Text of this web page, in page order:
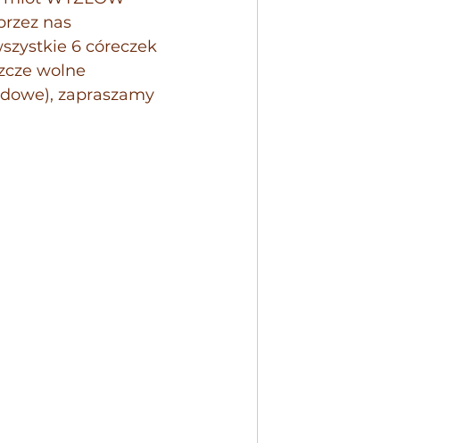
nas
6 córeczek
wolne
zapraszamy